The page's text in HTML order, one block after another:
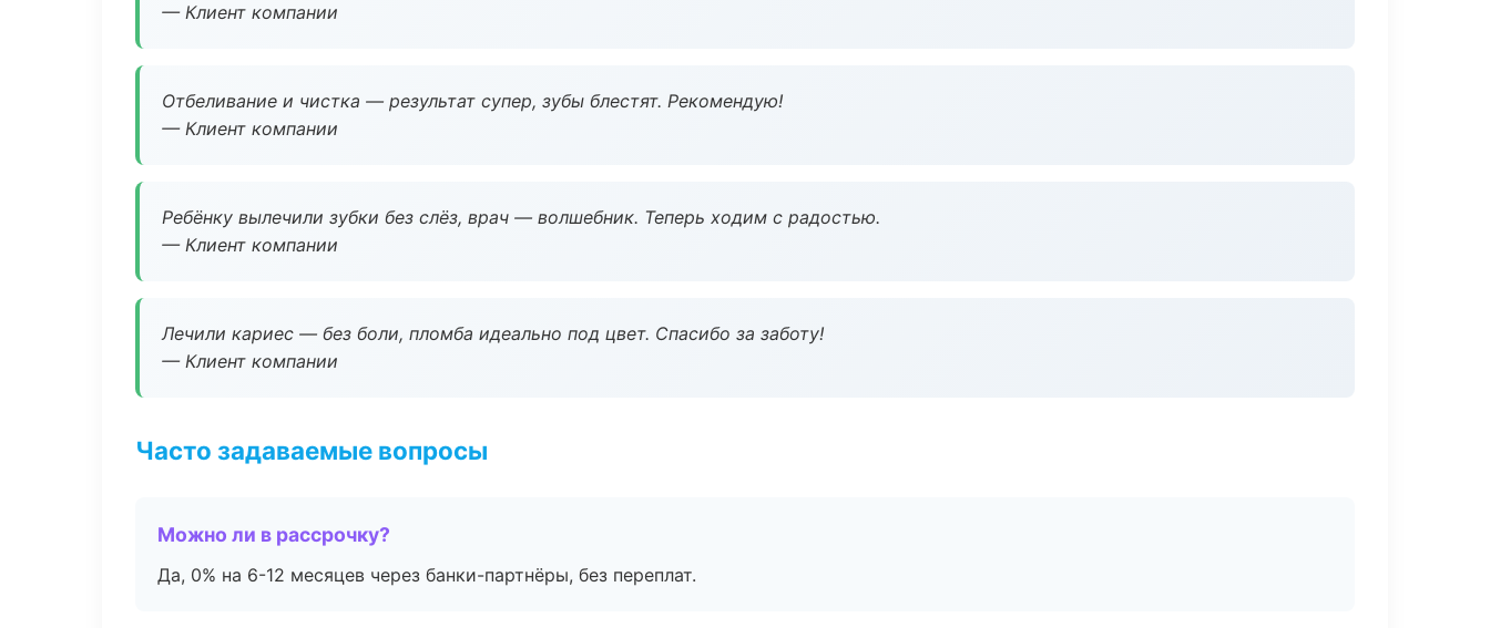
— Клиент компании
Отбеливание и чистка — результат супер, зубы блестят. Рекомендую!
— Клиент компании
Ребёнку вылечили зубки без слёз, врач — волшебник. Теперь ходим с радостью.
— Клиент компании
Лечили кариес — без боли, пломба идеально под цвет. Спасибо за заботу!
— Клиент компании
Часто задаваемые вопросы
Можно ли в рассрочку?
Да, 0% на 6-12 месяцев через банки-партнёры, без переплат.